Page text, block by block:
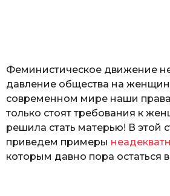
ю
к
Феминистическое движение
давление общества на
современном мире наши
только стоят требования к
решила стать матерью! В этой
приведем примеры
которым давно пора остаться